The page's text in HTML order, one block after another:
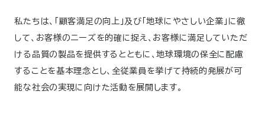
私たちは、「顧客満足の向上」及び「地球にやさしい企業」に徹
して、お客様のニーズを的確に捉え、お客様に満足していただ
ける品質の製品を提供するとともに、地球環境の保全に配慮
することを基本理念とし、全従業員を挙げて持続的発展が可
能な社会の実現に向けた活動を展開します。